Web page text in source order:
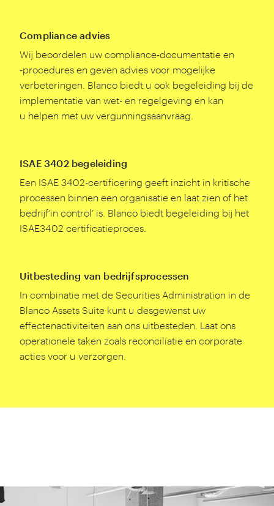
Compliance advies
Wij beoordelen uw compliance-documentatie en
‑procedures en geven advies voor mogelijke
verbeteringen. Blanco biedt u ook begeleiding bij de
implementatie van wet- en regelgeving en kan
u helpen met uw vergunningsaanvraag.
ISAE 3402 begeleiding
Een ISAE 3402-certificering geeft inzicht in kritische
processen binnen een organisatie en laat zien of het
bedrijf​‘in control’ is. Blanco biedt begeleiding bij het
ISAE3402 certificatieproces.
Uitbesteding van bedrijfsprocessen
In combinatie met de Securities Administration in de
Blanco Assets Suite kunt u desgewenst uw
effectenactiviteiten aan ons uitbesteden. Laat ons
operationele taken zoals reconciliatie en corporate
acties voor u verzorgen.